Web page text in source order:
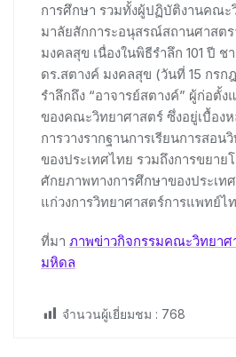
การศึกษา รวมทั้งผู้ปฏิบัติงานคณะ
มาลัยสักการะอนุสรณ์สถานศาสต
มงคลสุข เนื่องในพิธีรำลึก 101 ปี
ดร.สตางค์ มงคลสุข (วันที่ 15 กรก
รำลึกถึง “อาจารย์สตางค์” ผู้ก่อตั้
ของคณะวิทยาศาสตร์ ซึ่งอยู่เบื้องห
การวางรากฐานการเรียนการสอ
ของประเทศไทย รวมถึงการขยา
ศักยภาพทางการศึกษาของประเท
แก่วงการวิทยาศาสตร์การแพทย์ไ
ที่มา ภาพข่าวกิจกรรมคณะวิทยาศ
มหิดล
จำนวนผู้เยี่ยมชม : 768